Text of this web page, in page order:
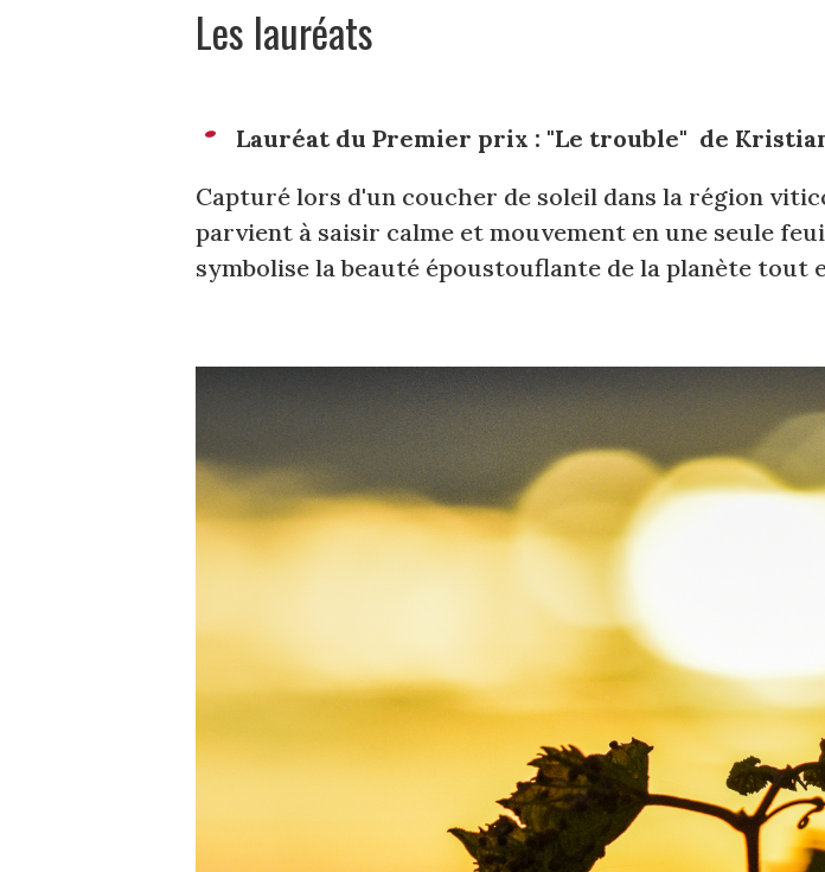
Les lauréats
Lauréat du Premier prix : "Le trouble" de
Capturé lors d'un coucher de soleil dans la région
parvient à saisir calme et mouvement en une seule
symbolise la beauté époustouflante de la planète tout